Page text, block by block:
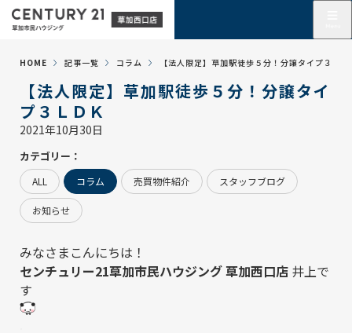
HOME 記事一覧 コラム 【法人限定】草加駅徒歩５分！分譲タイプ３ＬＤ
【法人限定】草加駅徒歩５分！分譲タイ
プ３ＬＤＫ
2021年10月30日
カテゴリー：
ALL コラム 売買物件紹介 スタッフブログ
お知らせ
みなさまこんにちは！
センチュリー21草加市民ハウジング 草加西口店 井上で
す